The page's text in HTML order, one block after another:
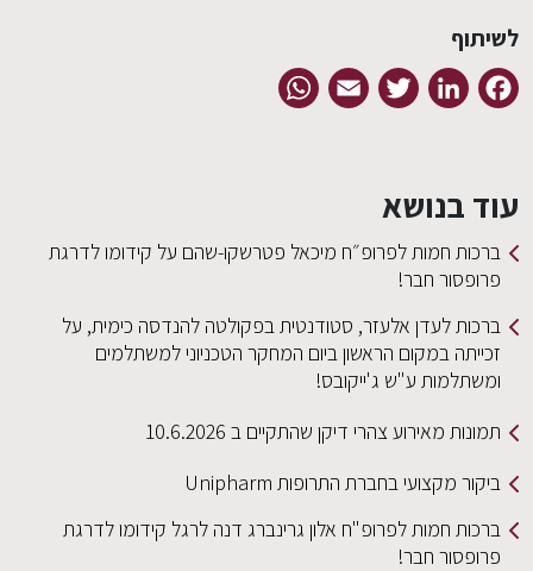
לשיתוף
Facebook
LinkedIn
Twitter
Email
עוד בנושא
ברכות חמות לפרופ״ח מיכאל פטרשקו-שהם על קידומו לדרגת
פרופסור חבר!
ברכות לעדן אלעזר, סטודנטית בפקולטה להנדסה כימית, על
זכייתה במקום הראשון ביום המחקר הטכניוני למשתלמים
ומשתלמות ע"ש ג'ייקובס!
תמונות מאירוע צהרי דיקן שהתקיים ב 10.6.2026
ביקור מקצועי בחברת התרופות Unipharm
ברכות חמות לפרופ"ח אלון גרינברג דנה לרגל קידומו לדרגת
פרופסור חבר!